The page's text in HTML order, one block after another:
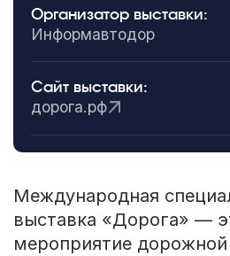
Организатор выставки:
Информавтодор
Сайт выставки:
дорога.рф
Международная
выставка «Дорога» —
мероприятие дорожной